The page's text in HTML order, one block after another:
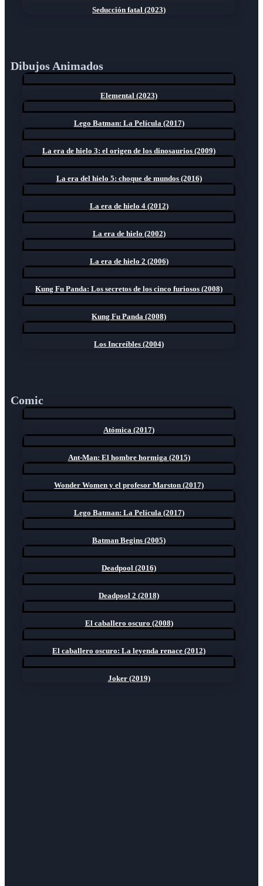
Seducción fatal (2023)
Dibujos Animados
Elemental (2023)
Lego Batman: La Película (2017)
La era de hielo 3: el origen de los dinosaurios (2009)
La era del hielo 5: choque de mundos (2016)
La era de hielo 4 (2012)
La era de hielo (2002)
La era de hielo 2 (2006)
Kung Fu Panda: Los secretos de los cinco furiosos (2008)
Kung Fu Panda (2008)
Los Increíbles (2004)
Comic
Atómica (2017)
Ant-Man: El hombre hormiga (2015)
Wonder Women y el profesor Marston (2017)
Lego Batman: La Película (2017)
Batman Begins (2005)
Deadpool (2016)
Deadpool 2 (2018)
El caballero oscuro (2008)
El caballero oscuro: La leyenda renace (2012)
Joker (2019)